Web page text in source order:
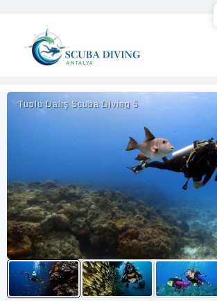
Tüplü Dalış Scuba Diving 5